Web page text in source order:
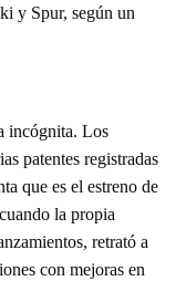
y Spur, según un
incógnita. Los
patentes registradas
que es el estreno de
la propia
retrató a
con mejoras en